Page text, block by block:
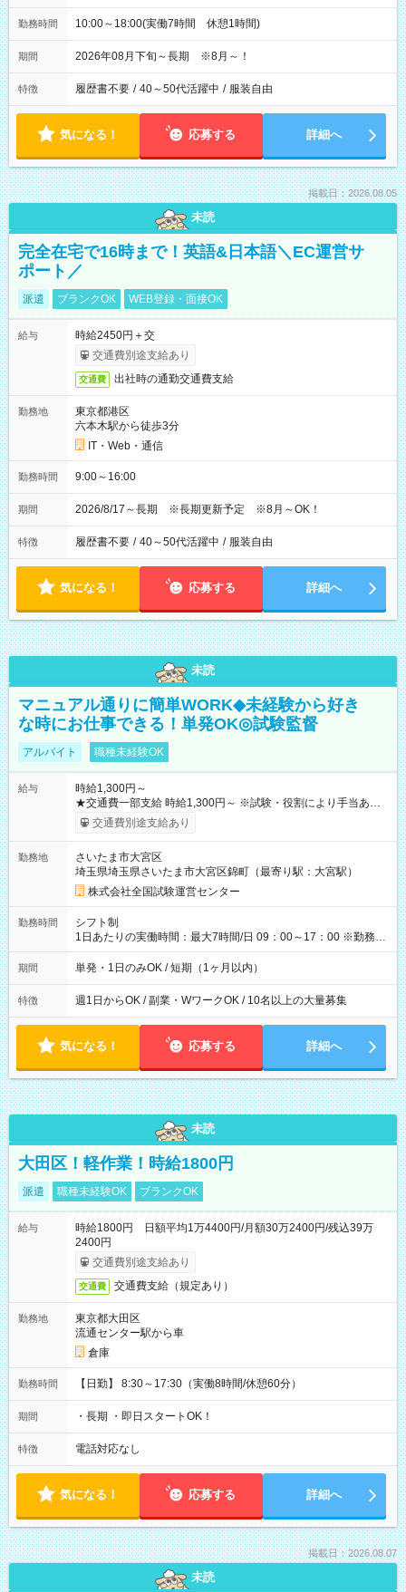
勤務時間 10:00～18:00(実働7時間 休憩1時間)
期間 2026年08月下旬～長期 ※8月～！
特徴 履歴書不要 / 40～50代活躍中 / 服装自由
気になる！ 応募する 詳細へ
掲載日：2026.08.05
未読
完全在宅で16時まで！英語&日本語＼EC運営サ
ポート／
派遣 ブランクOK WEB登録・面接OK
給与
時給2450円＋交
交通費別途支給あり
交通費 出社時の通勤交通費支給
勤務地
東京都港区
六本木駅から徒歩3分
IT・Web・通信
勤務時間 9:00～16:00
期間 2026/8/17～長期 ※長期更新予定 ※8月～OK！
特徴 履歴書不要 / 40～50代活躍中 / 服装自由
気になる！ 応募する 詳細へ
未読
マニュアル通りに簡単WORK◆未経験から好き
な時にお仕事できる！単発OK◎試験監督
アルバイト 職種未経験OK
給与
時給1,300円～
★交通費一部支給 時給1,300円～ ※試験・役割により手当あり
※勤務回数により昇給あり 【即給（前払い）オプションあ
り！】 希望される場合、勤務から1週間ほどで給与の一部を受け
例】 ・河合塾模擬試験 8:30～17:30（休憩1時間） 時給1,300円
×8時間＝日収10,400円＋交通費 ※当日の役割により時給＋100
円の場合あり ・国家試験 7:00～13:30（休憩なし） 時給1,300
円（役割手当＋100円）×6時間＝日収8,400円＋交通費 【試用期
間】試用期間なし
交通費別途支給あり
勤務地
さいたま市大宮区
埼玉県埼玉県さいたま市大宮区錦町（最寄り駅：大宮駅）
株式会社全国試験運営センター
勤務時間
シフト制
1日あたりの実働時間：最大7時間/日 09：00～17：00 ※勤務時
間は 試験により異なります。
期間 単発・1日のみOK / 短期（1ヶ月以内）
特徴 週1日からOK / 副業・WワークOK / 10名以上の大量募集
気になる！ 応募する 詳細へ
未読
大田区！軽作業！時給1800円
派遣 職種未経験OK ブランクOK
給与
時給1800円 日額平均1万4400円/月額30万2400円/残込39万
2400円
交通費別途支給あり
交通費 交通費支給（規定あり）
勤務地
東京都大田区
流通センター駅から車
倉庫
勤務時間 【日勤】 8:30～17:30（実働8時間/休憩60分）
期間 ・長期 ・即日スタートOK！
特徴 電話対応なし
気になる！ 応募する 詳細へ
掲載日：2026.08.07
未読